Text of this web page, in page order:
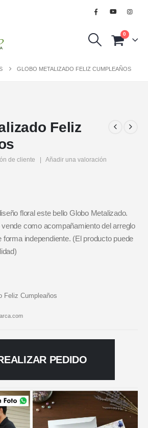
0
GLOBO METALIZADO FELIZ CUMPLEAÑOS
Feliz
de cliente | Añadir una valoración
floral este bello Globo Metalizado.
como acompañamiento del arreglo
forma independiente. (El producto puede
Feliz Cumpleaños
PEDIDO